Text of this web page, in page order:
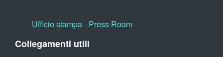
Ufficio stampa - Press Room
Collegamenti utili